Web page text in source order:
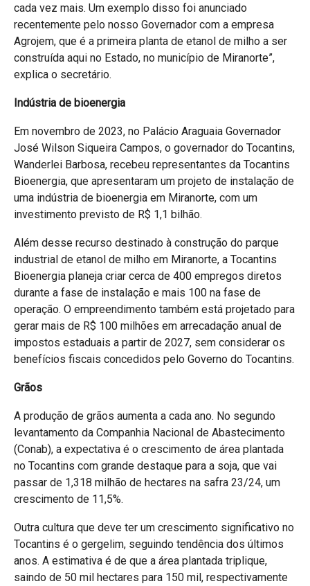
cada vez mais. Um exemplo disso foi anunciado
recentemente pelo nosso Governador com a empresa
Agrojem, que é a primeira planta de etanol de milho a ser
construída aqui no Estado, no município de Miranorte”,
explica o secretário.
Indústria de bioenergia
Em novembro de 2023, no Palácio Araguaia Governador
José Wilson Siqueira Campos, o governador do Tocantins,
Wanderlei Barbosa, recebeu representantes da Tocantins
Bioenergia, que apresentaram um projeto de instalação de
uma indústria de bioenergia em Miranorte, com um
investimento previsto de R$ 1,1 bilhão.
Além desse recurso destinado à construção do parque
industrial de etanol de milho em Miranorte, a Tocantins
Bioenergia planeja criar cerca de 400 empregos diretos
durante a fase de instalação e mais 100 na fase de
operação. O empreendimento também está projetado para
gerar mais de R$ 100 milhões em arrecadação anual de
impostos estaduais a partir de 2027, sem considerar os
benefícios fiscais concedidos pelo Governo do Tocantins.
Grãos
A produção de grãos aumenta a cada ano. No segundo
levantamento da Companhia Nacional de Abastecimento
(Conab), a expectativa é o crescimento de área plantada
no Tocantins com grande destaque para a soja, que vai
passar de 1,318 milhão de hectares na safra 23/24, um
crescimento de 11,5%.
Outra cultura que deve ter um crescimento significativo no
Tocantins é o gergelim, seguindo tendência dos últimos
anos. A estimativa é de que a área plantada triplique,
saindo de 50 mil hectares para 150 mil, respectivamente